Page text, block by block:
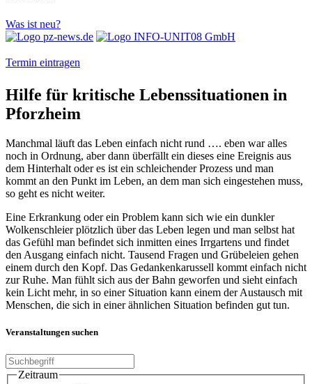
Was ist neu?
Termin eintragen
Hilfe für kritische Lebenssituationen in
Pforzheim
Manchmal läuft das Leben einfach nicht rund …. eben war alles
noch in Ordnung, aber dann überfällt ein dieses eine Ereignis aus
dem Hinterhalt oder es ist ein schleichender Prozess und man
kommt an den Punkt im Leben, an dem man sich eingestehen muss,
so geht es nicht weiter.
Eine Erkrankung oder ein Problem kann sich wie ein dunkler
Wolkenschleier plötzlich über das Leben legen und man selbst hat
das Gefühl man befindet sich inmitten eines Irrgartens und findet
den Ausgang einfach nicht. Tausend Fragen und Grübeleien gehen
einem durch den Kopf. Das Gedankenkarussell kommt einfach nicht
zur Ruhe. Man fühlt sich aus der Bahn geworfen und sieht einfach
kein Licht mehr, in so einer Situation kann einem der Austausch mit
Menschen, die sich in einer ähnlichen Situation befinden gut tun.
Veranstaltungen suchen
Zeitraum